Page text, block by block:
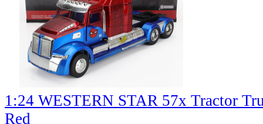
1:24 WESTERN STAR 57x Tractor
Red